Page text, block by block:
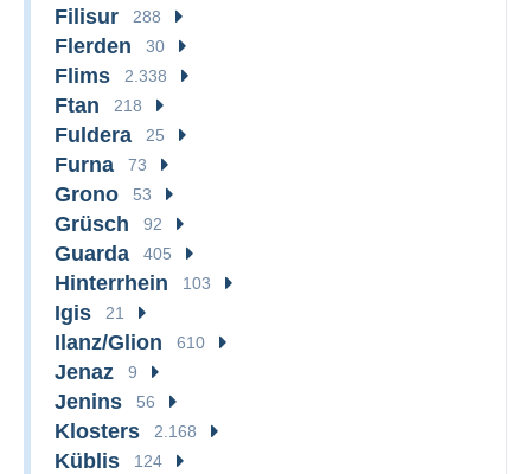
Filisur 288
Flerden 30
Flims 2.338
Ftan 218
Fuldera 25
Furna 73
Grono 53
Grüsch 92
Guarda 405
Hinterrhein 103
Igis 21
Ilanz/Glion 610
Jenaz 9
Jenins 56
Klosters 2.168
Küblis 124